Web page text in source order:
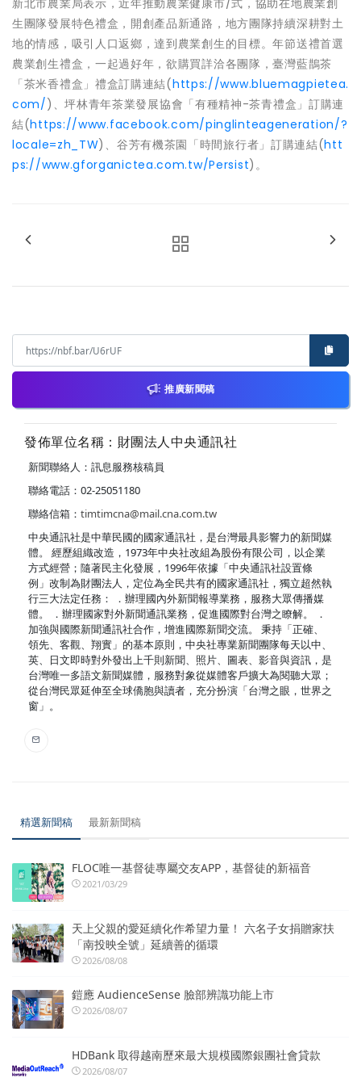
生團隊發展特色禮盒，開創產品新通路，地方團隊持續深耕對土
地的情感，吸引人口返鄉，達到農業創生的目標。年節送禮首選
農業創生禮盒，一起過好年，欲購買詳洽各團隊，臺灣藍鵲茶
「茶米香禮盒」禮盒訂購連結(https://www.bluemagpietea.
com/)、坪林青年茶業發展協會「有種精神-茶青禮盒」訂購連
結(https://www.facebook.com/pinglinteageneration/?
locale=zh_TW)、谷芳有機茶園「時間旅行者」訂購連結(htt
ps://www.gforganictea.com.tw/Persist)。
推廣新聞稿
發佈單位名稱：財團法人中央通訊社
新聞聯絡人：訊息服務核稿員
聯絡電話：02-25051180
聯絡信箱： timtimcna@mail.cna.com.tw
中央通訊社是中華民國的國家通訊社，是台灣最具影響力的新聞媒
體。 經歷組織改造，1973年中央社改組為股份有限公司，以企業
方式經營；隨著民主化發展，1996年依據「中央通訊社設置條
例」改制為財團法人，定位為全民共有的國家通訊社，獨立超然執
行三大法定任務： ．辦理國內外新聞報導業務，服務大眾傳播媒
體。 ．辦理國家對外新聞通訊業務，促進國際對台灣之瞭解。 ．
加強與國際新聞通訊社合作，增進國際新聞交流。 秉持「正確、
領先、客觀、翔實」的基本原則，中央社專業新聞團隊每天以中、
英、日文即時對外發出上千則新聞、照片、圖表、影音與資訊，是
台灣唯一多語文新聞媒體，服務對象從媒體客戶擴大為閱聽大眾；
從台灣民眾延伸至全球僑胞與讀者，充分扮演「台灣之眼，世界之
窗」。
精選新聞稿 最新新聞稿
FLOC唯一基督徒專屬交友APP，基督徒的新福音
2021/03/29
天上父親的愛延續化作希望力量！ 六名子女捐贈家扶
「南投映全號」延續善的循環
2026/08/08
鎧應 AudienceSense 臉部辨識功能上市
2026/08/07
HDBank 取得越南歷來最大規模國際銀團社會貸款
2026/08/07